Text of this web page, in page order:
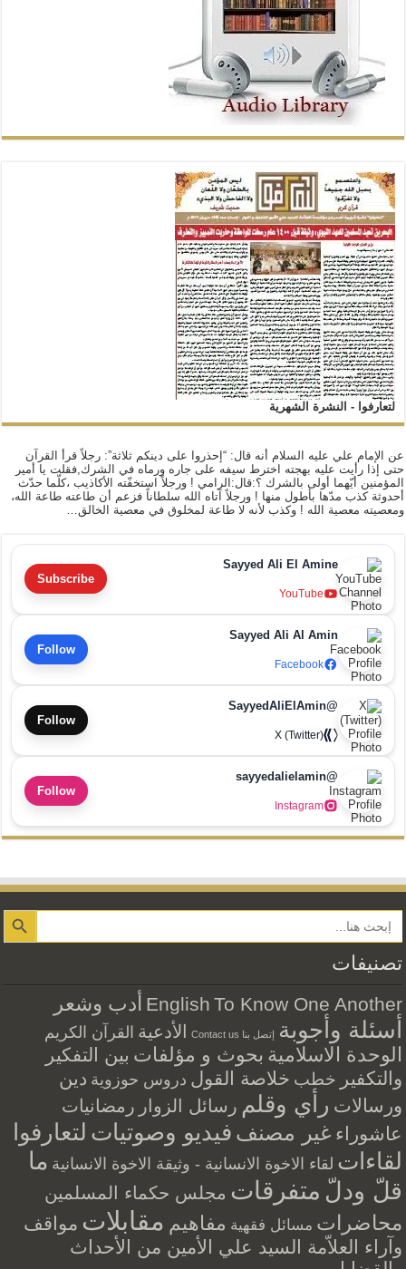
لتعارفوا - النشرة الشهرية
عن الإمام علي عليه السلام أنه قال: “إحذروا على دينكم ثلاثة”: رجلاً قرأ القرآن
حتى إذا رأيت عليه بهجته اخترط سيفه على جاره ورماه في الشرك,فقلت يا أمير
المؤمنين أيّهما أولى بالشرك ؟:قال:الرامي ! ورجلاً استخفّته الأكاذيب ،كلّما حدّث
أحدوثة كذب مدّها بأطول منها ! ورجلاً آتاه الله سلطاناً فزعم أن طاعته طاعة الله،
ومعصيته معصية الله ! وكذب لأنه لا طاعة لمخلوق في معصية الخالق…
Sayyed Ali El Amine
YouTube
Subscribe
Sayyed Ali Al Amin
Facebook
Follow
@SayyedAliElAmin
X (Twitter)
Follow
@sayyedalielamin
Instagram
Follow
Search Button
تصنيفات
English To Know One Another أدب وشعر
أسئلة وأجوبة إتصل بنا Contact us الأدعية القرآن الكريم
الوحدة الاسلامية بحوث و مؤلفات بين التفكير
والتكفير خطب خلاصة القول دروس حوزوية دين
ورسالات رأي وقلم رسائل الزوار رمضانيات
عاشوراء غير مصنف فيديو وصوتيات لتعارفوا
لقاءات لقاء الاخوة الانسانية - وثيقة الاخوة الانسانية ما
قلّ ودلّ متفرقات مجلس حكماء المسلمين
محاضرات مسائل فقهية مفاهيم مقابلات مواقف
وآراء العلاّمة السيد علي الأمين من الأحداث